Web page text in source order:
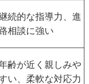
続的な指導力、進
相談に強い
齢が近く親しみや
い、柔軟な対応力